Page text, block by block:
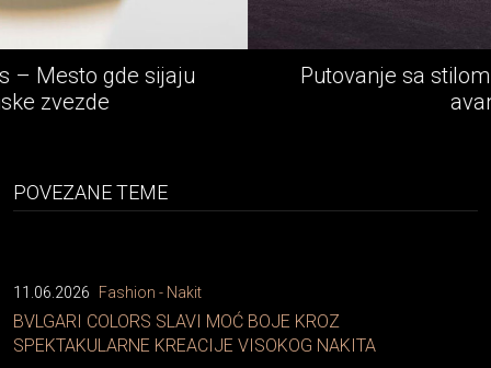
Putovanje sa stilom - Rolls-Royce
POVEZANE TEME
11.06.2026 Fashion - Nakit
BVLGARI COLORS SLAVI MOĆ BOJE KROZ
SPEKTAKULARNE KREACIJE VISOKOG NAKITA